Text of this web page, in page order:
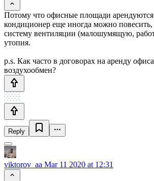
Потому что офисные площади
кондиционер еще иногда можно повесить,
систему вентиляции (малошумящую,
утопия.
p.s. Как часто в договорах на аренду
воздухообмен?
Reply
viktorov_aa Mar 11 2020 at 12:31